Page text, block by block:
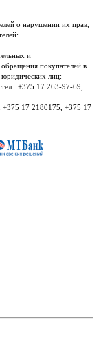
о нарушении их прав,
и
покупателей в
юридических лиц:
+375 17 263-97-69,
+375 17 2180175, +375 17